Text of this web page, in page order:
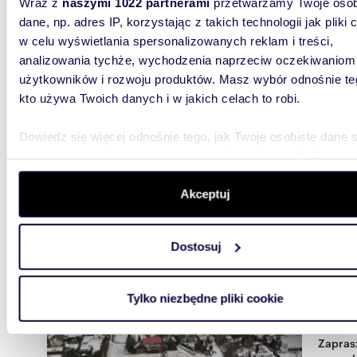
dane, np. adres IP, korzystając z takich technologii jak pliki
w celu wyświetlania spersonalizowanych reklam i treści,
analizowania tychże, wychodzenia naprzeciw oczekiwaniom
użytkowników i rozwoju produktów. Masz wybór odnośnie
kto używa Twoich danych i w jakich celach to robi.
Dowiedz się więcej odnośnie tego, jak Twoje osobiste dane
szczegółów. W Deklaracji plików cookie możesz zmienić
wycofać swoją zgodę w dowolnej chwili.
aby oferować funkcje społecznościowe i analizować ruch w
witrynie. Informacje o tym, jak korzystasz z naszej witryny,
analitycznym. Partnerzy mogą połączyć te informacje z
korzystania z ich usług.
Akceptuj
Dostosuj
Tylko niezbędne pliki cookie
881 m
Działka budowlana 881 m² w Komorowicach
3 524
Na
Zapraszam do wynajmu działki 745 m² z